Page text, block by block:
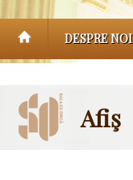
DESPRE NOI
Afiş